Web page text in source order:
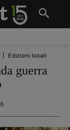
Edizioni locali
guerra